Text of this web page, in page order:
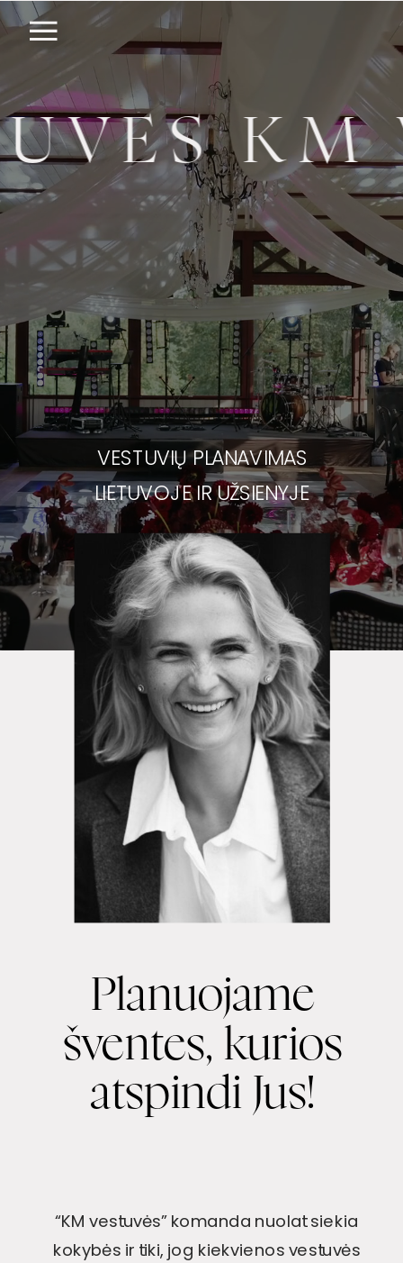
KM
VESTUVIŲ PLANAVIMAS
LIETUVOJE IR UŽSIENYJE
“KM vestuvės” komanda nuolat siekia
kokybės ir tiki, jog kiekvienos vestuvės
Planuojame
šventes, kurios
atspindi Jus!